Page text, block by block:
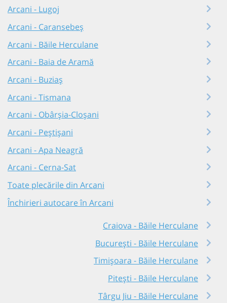
Arcani - Lugoj
Arcani - Caransebeș
Arcani - Băile Herculane
Arcani - Baia de Aramă
Arcani - Buziaș
Arcani - Tismana
Arcani - Obârșia-Cloșani
Arcani - Peștișani
Arcani - Apa Neagră
Arcani - Cerna-Sat
Toate plecările din Arcani
Închirieri autocare în Arcani
Craiova - Băile Herculane
București - Băile Herculane
Timișoara - Băile Herculane
Pitești - Băile Herculane
Târgu Jiu - Băile Herculane